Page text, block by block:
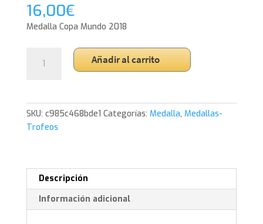
16,00€
Medalla Copa Mundo 2018
Copa
cantidad
Añadir al carrito
SKU: c985c468bde1 Categorías: Medalla, Medallas-
Trofeos
Descripción
Información adicional